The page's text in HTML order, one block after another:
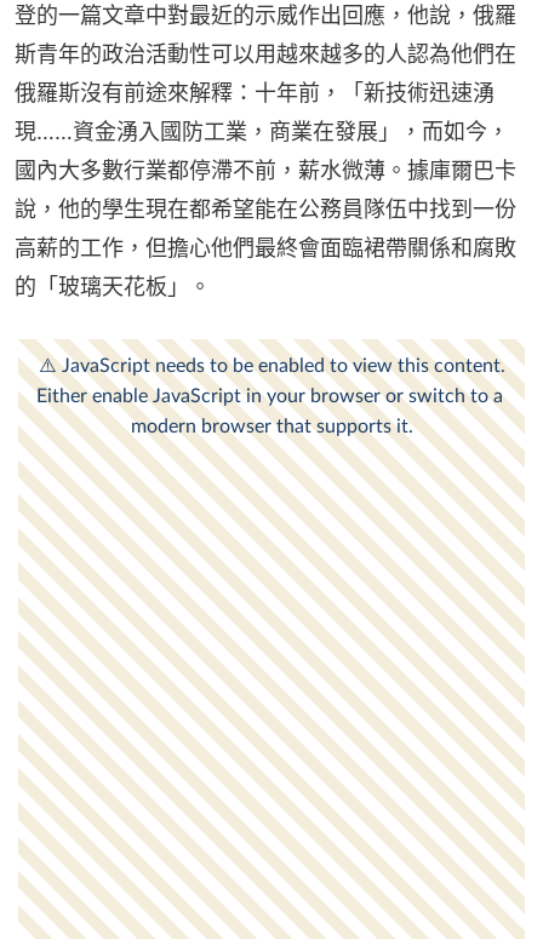
登的一篇文章中對最近的示威作出回應，他說，俄羅
斯青年的政治活動性可以用越來越多的人認為他們在
俄羅斯沒有前途來解釋：十年前，「新技術迅速湧
現……資金湧入國防工業，商業在發展」，而如今，
國內大多數行業都停滯不前，薪水微薄。據庫爾巴卡
說，他的學生現在都希望能在公務員隊伍中找到一份
高薪的工作，但擔心他們最終會面臨裙帶關係和腐敗
的「玻璃天花板」。